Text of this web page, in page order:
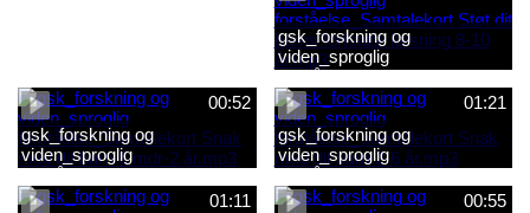
gsk_forskning og
viden_sproglig
forståelse_Samtalekort Støt
dit barns fortsatte læsning 8-
10 år.mp3
00:52
gsk_forskning og
viden_sproglig
forståelse_Samtalekort Snak
med dit barn 6 mdr-2 år.mp3
01:21
gsk_forskning og
viden_sproglig
forståelse_Samtalekort Snak
med dit barn 2-6 år.mp3
01:11
00:55